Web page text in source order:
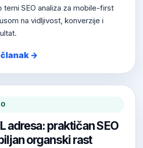
temi SEO analiza za mobile-first
na vidljivost, konverzije i
→
adresa: praktičan SEO
organski rast